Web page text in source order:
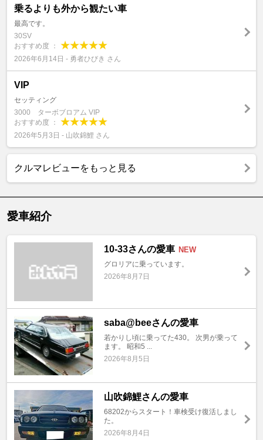
乗るよりも外から観たい車
最高です。
30SV
おすすめ度 ：
2026年6月14日 - 勇者ひびき さん
VIP
セッティング
3000 ターボブロアム VIP
おすすめ度 ：
2026年5月3日 - 山吹錦鯉 さん
クルマレビューをもっと見る
愛車紹介
10-33さんの愛車 NEW
グロリアに乗っています。
2026年8月7日
saba@beeさんの愛車
若かりし頃に乗ってた430。 次男が乗って
ます。 昭和5 ...
2026年8月5日
山吹錦鯉さんの愛車
68202からスタート！車検受け復活しまし
た。
2026年8月4日